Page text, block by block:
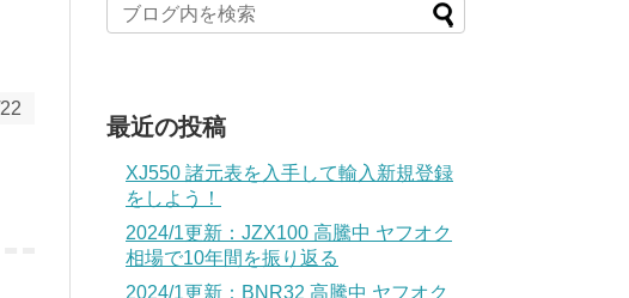
最近の投稿
XJ550 諸元表を入手して輸入新規登録
をしよう！
2024/1更新：JZX100 高騰中 ヤフオク
相場で10年間を振り返る
2024/1更新：BNR32 高騰中 ヤフオク